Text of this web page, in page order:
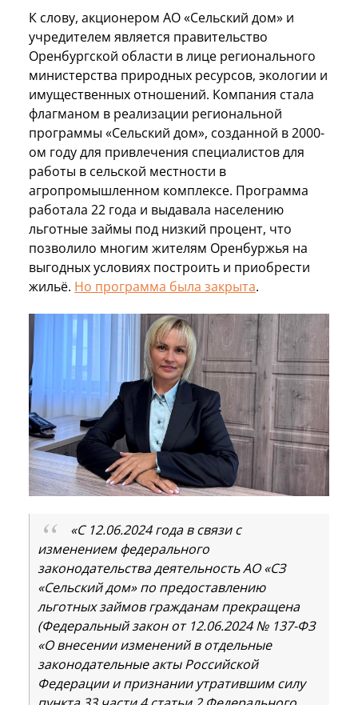
К слову, акционером АО «Сельский дом» и
учредителем является правительство
Оренбургской области в лице регионального
министерства природных ресурсов, экологии и
имущественных отношений. Компания стала
флагманом в реализации региональной
программы «Сельский дом», созданной в 2000-
ом году для привлечения специалистов для
работы в сельской местности в
агропромышленном комплексе. Программа
работала 22 года и выдавала населению
льготные займы под низкий процент, что
позволило многим жителям Оренбуржья на
выгодных условиях построить и приобрести
жильё. Но программа была закрыта.
«С 12.06.2024 года в связи с
изменением федерального
законодательства деятельность AO «СЗ
«Сельский дом» по предоставлению
льготных займов гражданам прекращена
(Федеральный закон от 12.06.2024 № 137-ФЗ
«О внесении изменений в отдельные
законодательные акты Российской
Федерации и признании утратившим силу